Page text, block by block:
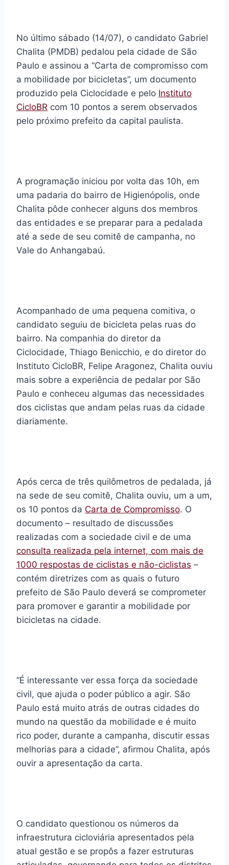
No último sábado (14/07), o candidato Gabriel
Chalita (PMDB) pedalou pela cidade de São
Paulo e assinou a “Carta de compromisso com
a mobilidade por bicicletas”, um documento
produzido pela Ciclocidade e pelo Instituto
CicloBR com 10 pontos a serem observados
pelo próximo prefeito da capital paulista.
A programação iniciou por volta das 10h, em
uma padaria do bairro de Higienópolis, onde
Chalita pôde conhecer alguns dos membros
das entidades e se preparar para a pedalada
até a sede de seu comitê de campanha, no
Vale do Anhangabaú.
Acompanhado de uma pequena comitiva, o
candidato seguiu de bicicleta pelas ruas do
bairro. Na companhia do diretor da
Ciclocidade, Thiago Benicchio, e do diretor do
Instituto CicloBR, Felipe Aragonez, Chalita ouviu
mais sobre a experiência de pedalar por São
Paulo e conheceu algumas das necessidades
dos ciclistas que andam pelas ruas da cidade
diariamente.
Após cerca de três quilômetros de pedalada, já
na sede de seu comitê, Chalita ouviu, um a um,
os 10 pontos da Carta de Compromisso. O
documento – resultado de discussões
realizadas com a sociedade civil e de uma
consulta realizada pela internet, com mais de
1000 respostas de ciclistas e não-ciclistas –
contém diretrizes com as quais o futuro
prefeito de São Paulo deverá se comprometer
para promover e garantir a mobilidade por
bicicletas na cidade.
“É interessante ver essa força da sociedade
civil, que ajuda o poder público a agir. São
Paulo está muito atrás de outras cidades do
mundo na questão da mobilidade e é muito
rico poder, durante a campanha, discutir essas
melhorias para a cidade”, afirmou Chalita, após
ouvir a apresentação da carta.
O candidato questionou os números da
infraestrutura cicloviária apresentados pela
atual gestão e se propôs a fazer estruturas